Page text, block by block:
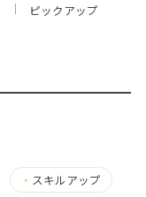
ピックアップ
・ スキルアップ